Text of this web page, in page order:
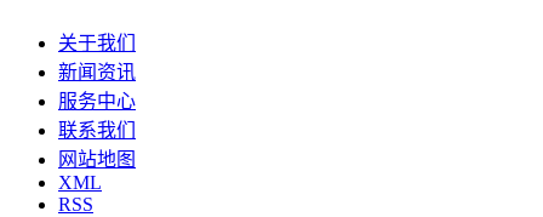
关于我们
新闻资讯
服务中心
联系我们
网站地图
XML
RSS